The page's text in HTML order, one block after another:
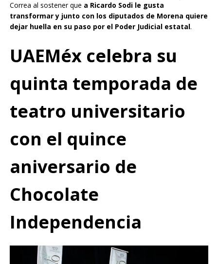
Correa al sostener que a Ricardo Sodi le gusta
transformar y junto con los diputados de Morena quiere
dejar huella en su paso por el Poder Judicial estatal.
UAEMéx celebra su
quinta temporada de
teatro universitario
con el quince
aniversario de
Chocolate
Independencia